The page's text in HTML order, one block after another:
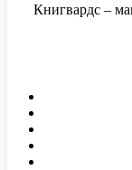
Книгвардс –